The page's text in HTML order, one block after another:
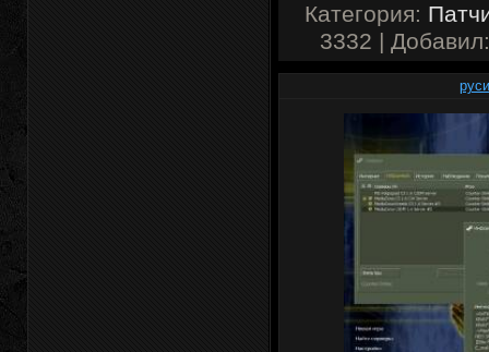
Категория:
3332 |